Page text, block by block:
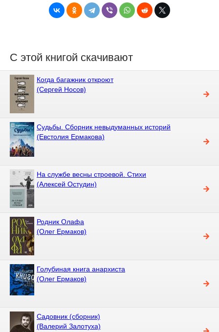
С этой книгой скачивают
Когда багажник откроют
(Сергей Носов)
Судьбы. Сборник невыдуманных историй
(Евстолия Ермакова)
На службе весны строевой. Стихи
(Алексей Остудин)
Родник Олафа
(Олег Ермаков)
Голубиная книга анархиста
(Олег Ермаков)
Садовник (сборник)
(Валерий Залотуха)